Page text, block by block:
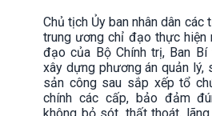
Chủ tịch Ủy ban nhân dân các
trung ương chỉ đạo thực hiện
đạo của Bộ Chính trị, Ban
xây dựng phương án quản
sản công sau sắp xếp tổ
chính các cấp, bảo đảm
không bỏ sót, thất thoát,